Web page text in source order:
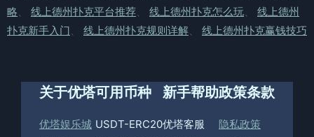
略
线上德州扑克平台推荐 线上德州扑克怎么玩
线上德州
扑克新手入门
线上德州扑克规则详解 线上德州扑克赢钱技巧
关于优塔
优塔娱乐城
可用币种
USDT-ERC20
新手帮助
优塔客服
政策条款
隐私政策